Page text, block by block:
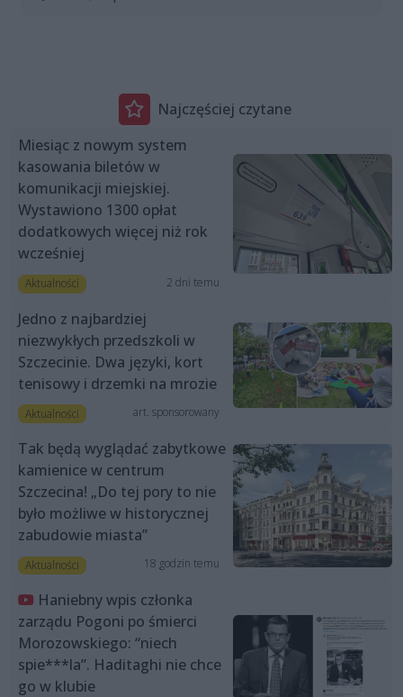
Najczęściej czytane
Miesiąc z nowym system
kasowania biletów w
komunikacji miejskiej.
Wystawiono 1300 opłat
dodatkowych więcej niż rok
wcześniej
Aktualności 2 dni temu
Jedno z najbardziej
niezwykłych przedszkoli w
Szczecinie. Dwa języki, kort
tenisowy i drzemki na mrozie
Aktualności art. sponsorowany
Tak będą wyglądać zabytkowe
kamienice w centrum
Szczecina! „Do tej pory to nie
było możliwe w historycznej
zabudowie miasta”
Aktualności 18 godzin temu
Haniebny wpis członka
zarządu Pogoni po śmierci
Morozowskiego: “niech
spie***la”. Haditaghi nie chce
go w klubie